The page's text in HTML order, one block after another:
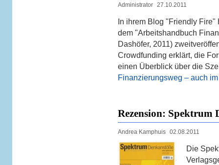
Administrator 27.10.2011
In ihrem Blog "Friendly
dem "Arbeitshandbuch
Dashöfer, 2011)
Crowdfunding erklärt, die
einen Überblick über die
Finanzierungsweg – auch
Rezension: Spektrum
Andrea Kamphuis 02.08.2011
Die